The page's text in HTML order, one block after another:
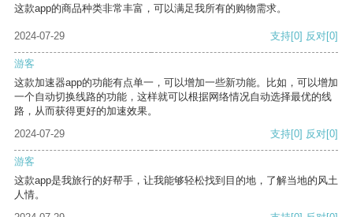
这款app的商品种类非常丰富，可以满足我所有的购物需求。
2024-07-29 支持[0] 反对[0]
游客
这款加速器app的功能有点单一，可以增加一些新功能。比如，可以增加
一个自动切换线路的功能，这样就可以根据网络情况自动选择最优的线
路，从而获得更好的加速效果。
2024-07-29
支持[0] 反对[0]
游客
这款app是我旅行的好帮手，让我能够轻松找到目的地，了解当地的风土
人情。